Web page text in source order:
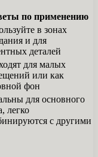
по применению
в зонах
и для
деталей
для малых
или как
фон
для основного
легко
с другими